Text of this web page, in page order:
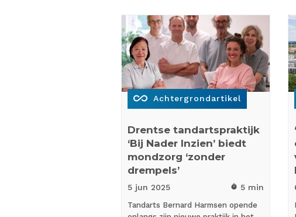
all_inclusive Achtergrondartikel
Drentse tandartspraktijk
‘Bij Nader Inzien’ biedt
mondzorg ‘zonder
drempels’
5 jun 2025 timer 5 min
Tandarts Bernard Harmsen opende